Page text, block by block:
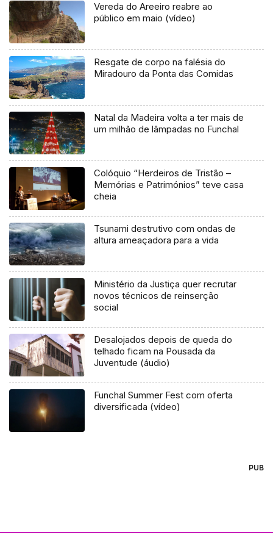
Vereda do Areeiro reabre ao
público em maio (vídeo)
Resgate de corpo na falésia do
Miradouro da Ponta das Comidas
Natal da Madeira volta a ter mais de
um milhão de lâmpadas no Funchal
Colóquio “Herdeiros de Tristão –
Memórias e Patrimónios” teve casa
cheia
Tsunami destrutivo com ondas de
altura ameaçadora para a vida
Ministério da Justiça quer recrutar
novos técnicos de reinserção
social
Desalojados depois de queda do
telhado ficam na Pousada da
Juventude (áudio)
Funchal Summer Fest com oferta
diversificada (vídeo)
PUB